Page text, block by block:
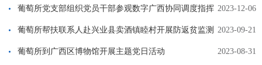
讲话精神 2023-12-06
葡萄所党支部组织党员干部参观数字广西协同调度指挥
中心 2023-09-21
葡萄所帮扶联系人赴兴业县卖酒镇睦村开展防返贫监测
帮扶重点排查工作 2023-08-31
葡萄所到广西区博物馆开展主题党日活动